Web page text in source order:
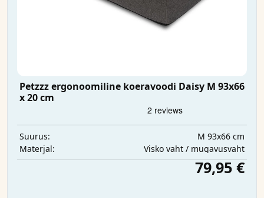
Petzzz ergonoomiline koeravoodi Daisy M 93x66
x 20 cm
Suurus:
M 93x66 cm
Materjal:
Visko vaht / mugavusvaht
79,95 €